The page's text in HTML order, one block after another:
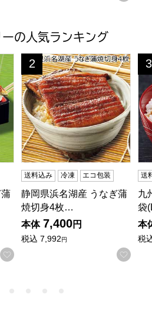
の人気ランキング
蒲焼3尾【夏の贈りもの・お中元】
お気に入りに登録する
静岡県浜名湖産 うなぎ蒲焼
2
位
送料込み 冷凍 エコ包装
静岡県浜名湖産 うなぎ蒲
焼切身4枚…
本体 7,400円
税込 7,992円
お気
3
位
送
九
袋
本
税